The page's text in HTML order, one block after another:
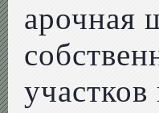
арочная